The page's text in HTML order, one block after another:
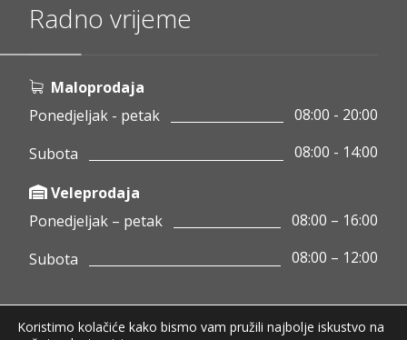
Radno vrijeme
Maloprodaja
Ponedjeljak - petak
08:00 - 20:00
Subota
08:00 - 14:00
Veleprodaja
Ponedjeljak – petak
08:00 – 16:00
Subota
08:00 – 12:00
Koristimo kolačiće kako bismo vam pružili najbolje iskustvo na